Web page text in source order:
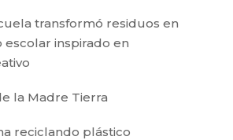
transformó residuos en
inspirado en
la Madre Tierra
reciclando plástico